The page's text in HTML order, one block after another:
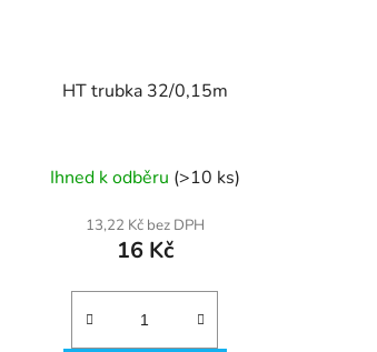
HT trubka 32/0,15m
Ihned k odběru (>10 ks)
13,22 Kč bez DPH
16 Kč